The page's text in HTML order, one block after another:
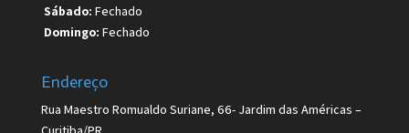
Sábado: Fechado
Domingo: Fechado
Endereço
Rua Maestro Romualdo Suriane, 66- Jardim das Américas –